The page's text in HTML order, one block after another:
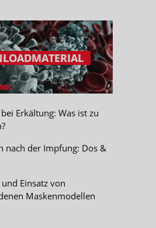
Erkältung: Was ist zu
nach der Impfung: Dos &
Einsatz von
Maskenmodellen